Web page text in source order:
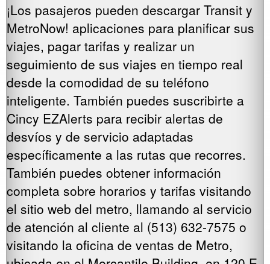
¡Los pasajeros pueden descargar Transit y
MetroNow! aplicaciones para planificar sus
viajes, pagar tarifas y realizar un
seguimiento de sus viajes en tiempo real
desde la comodidad de su teléfono
inteligente. También puedes suscribirte a
Cincy EZAlerts para recibir alertas de
desvíos y de servicio adaptadas
específicamente a las rutas que recorres.
También puedes obtener información
completa sobre horarios y tarifas visitando
el sitio web del metro, llamando al servicio
de atención al cliente al (513) 632-7575 o
visitando la oficina de ventas de Metro,